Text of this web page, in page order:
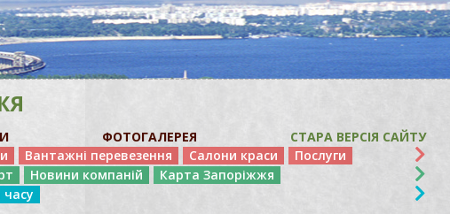
ФОТОГАЛЕРЕЯ
СТАРА ВЕРСІЯ САЙТУ
Вантажні перевезення Салони краси
Послуги
Новини компаній
Карта Запоріжжя